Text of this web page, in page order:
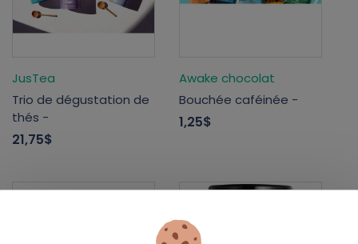
JusTea
Trio de dégustation de
thés -
21,75$
Awake chocolat
Bouchée caféinée -
1,25$